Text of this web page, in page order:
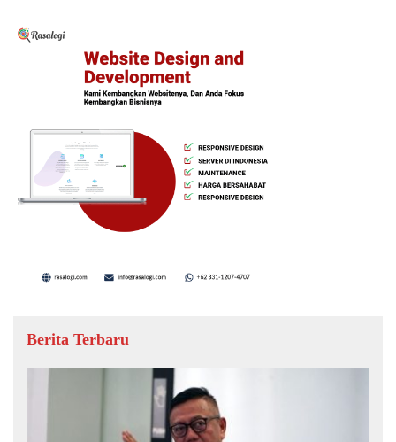
Berita Terbaru